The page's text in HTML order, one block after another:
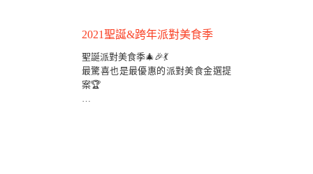
2021聖誕&跨年派對美食季
聖誕派對美食季🎄🎉💃
最驚喜也是最優惠的派對美食金選提
案🏆